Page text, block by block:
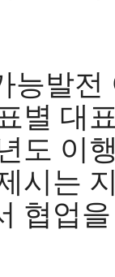
능발
별 대
도 이
시는
협업